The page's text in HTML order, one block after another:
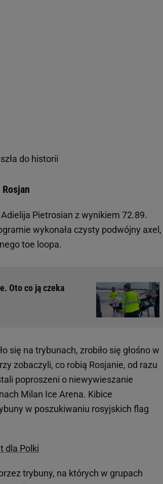
do historii
Pietrosian z wynikiem 72.89.
wykonała czysty podwójny axel,
toe loopa.
Oto co ją czeka
się na trybunach, zrobiło się głośno w
zobaczyli, co robią Rosjanie, od razu
poproszeni o niewywieszanie
Milan Ice Arena. Kibice
w poszukiwaniu rosyjskich flag
dla Polki
trybuny, na których w grupach